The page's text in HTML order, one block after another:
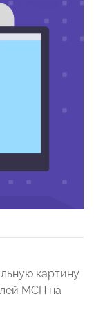
картину
МСП на